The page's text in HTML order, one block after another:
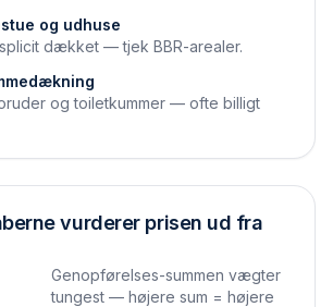
og udhuse
dækket — tjek BBR-arealer.
og toiletkummer — ofte billigt
vurderer prisen ud fra
Genopførelses-summen vægter
tungest — højere sum = højere